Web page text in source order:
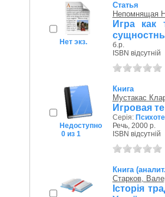
Нет экз.
Статья
Непомнящая
Игра как
б.р.
ISBN відсутній
Недоступно
0 из 1
Книга
Мустакас
Игровая
Серія:
Речь, 2000 р.
ISBN відсутній
Книга
Старков,
Історія